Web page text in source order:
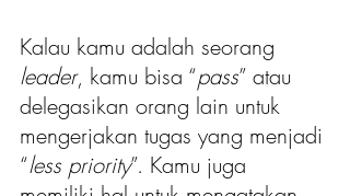
Kalau kamu adalah seorang
leader, kamu bisa “pass” atau
delegasikan orang lain untuk
mengerjakan tugas yang menjadi
“less priority”. Kamu juga